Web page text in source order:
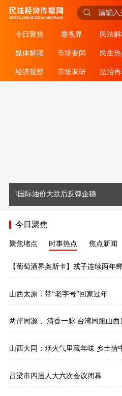
今日聚焦 微视界 民法
媒体解读 市场要闻 民生
经济观察 市场调研 法治
1国际油价大跌后反弹企稳...
今日聚焦
聚焦堵点 时事热点 焦点新闻
【葡萄酒界奥斯卡】戎子连续两年
山西太原：带“老字号”回家过年
两岸同源 、清香一脉 台湾同胞山
山西大同：烟火气里藏年味 乡土情
吕梁市四届人大六次会议闭幕